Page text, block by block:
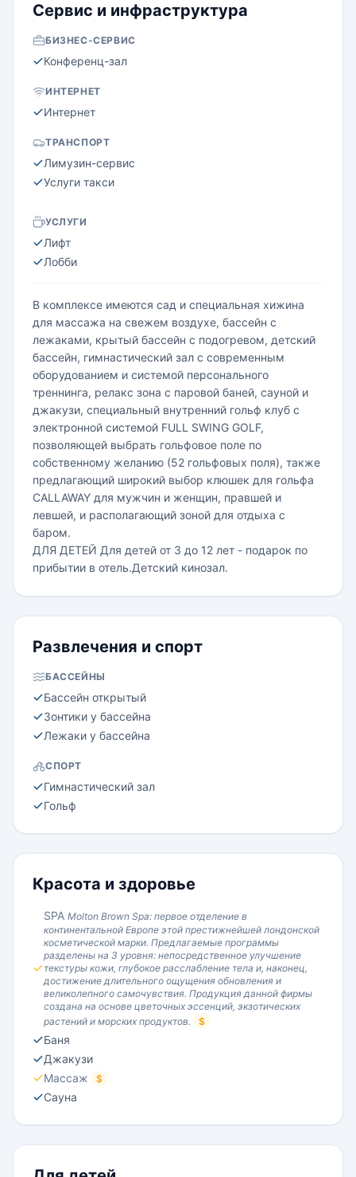
Сервис и инфраструктура
БИЗНЕС-СЕРВИС
Конференц-зал
ИНТЕРНЕТ
Интернет
ТРАНСПОРТ
Лимузин-сервис
Услуги такси
УСЛУГИ
Лифт
Лобби
В комплексе имеются сад и специальная хижина
для массажа на свежем воздухе, бассейн с
лежаками, крытый бассейн с подогревом, детский
бассейн, гимнастический зал с современным
оборудованием и системой персонального
треннинга, релакс зона с паровой баней, сауной и
джакузи, специальный внутренний гольф клуб с
электронной системой FULL SWING GOLF,
позволяющей выбрать гольфовое поле по
собственному желанию (52 гольфовых поля), также
предлагающий широкий выбор клюшек для гольфа
CALLAWAY для мужчин и женщин, правшей и
левшей, и располагающий зоной для отдыха с
баром.
ДЛЯ ДЕТЕЙ Для детей от 3 до 12 лет - подарок по
прибытии в отель.Детский кинозал.
Развлечения и спорт
БАССЕЙНЫ
Бассейн открытый
Зонтики у бассейна
Лежаки у бассейна
СПОРТ
Гимнастический зал
Гольф
Красота и здоровье
SPA Molton Brown Spa: первое отделение в
континентальной Европе этой престижнейшей лондонской
косметической марки. Предлагаемые программы
разделены на 3 уровня: непосредственное улучшение
текстуры кожи, глубокое расслабление тела и, наконец,
достижение длительного ощущения обновления и
великолепного самочувствия. Продукция данной фирмы
создана на основе цветочных эссенций, экзотических
растений и морских продуктов.
$
Баня
Джакузи
Массаж
$
Сауна